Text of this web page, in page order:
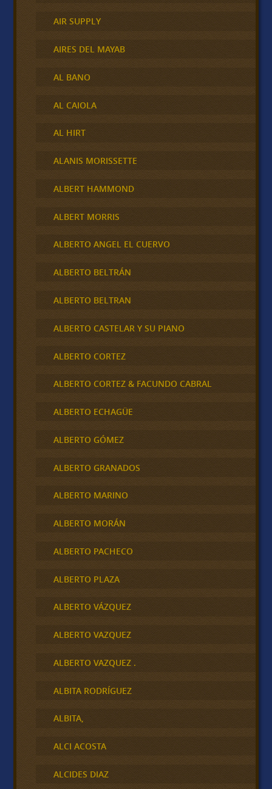
AIR SUPPLY
AIRES DEL MAYAB
AL BANO
AL CAIOLA
AL HIRT
ALANIS MORISSETTE
ALBERT HAMMOND
ALBERT MORRIS
ALBERTO ANGEL EL CUERVO
ALBERTO BELTRÁN
ALBERTO BELTRAN
ALBERTO CASTELAR Y SU PIANO
ALBERTO CORTEZ
ALBERTO CORTEZ & FACUNDO CABRAL
ALBERTO ECHAGÜE
ALBERTO GÓMEZ
ALBERTO GRANADOS
ALBERTO MARINO
ALBERTO MORÁN
ALBERTO PACHECO
ALBERTO PLAZA
ALBERTO VÁZQUEZ
ALBERTO VAZQUEZ
ALBERTO VAZQUEZ .
ALBITA RODRÍGUEZ
ALBITA,
ALCI ACOSTA
ALCIDES DIAZ